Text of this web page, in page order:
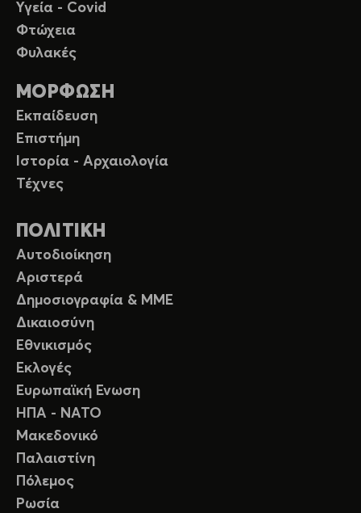
Υγεία - Covid
Φτώχεια
Φυλακές
ΜΟΡΦΩΣΗ
Εκπαίδευση
Επιστήμη
Ιστορία - Αρχαιολογία
Τέχνες
ΠΟΛΙΤΙΚΗ
Αυτοδιοίκηση
Αριστερά
Δημοσιογραφία & ΜΜΕ
Δικαιοσύνη
Εθνικισμός
Εκλογές
Ευρωπαϊκή Ενωση
ΗΠΑ - ΝΑΤΟ
Μακεδονικό
Παλαιστίνη
Πόλεμος
Ρωσία